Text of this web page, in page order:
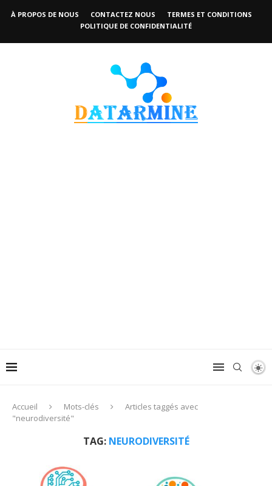
À PROPOS DE NOUS CONTACTEZ NOUS
TERMES ET CONDITIONS
POLITIQUE DE CONFIDENTIALITÉ
Accueil Mots-clés
Articles taggés avec
"neurodiversité"
TAG: NEURODIVERSITÉ